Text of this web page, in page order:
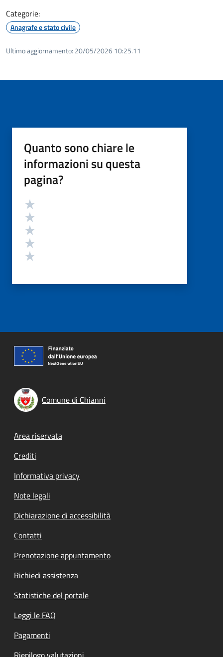
Categorie:
Anagrafe e stato civile
Ultimo aggiornamento: 20/05/2026 10:25.11
Quanto sono chiare le
informazioni su questa
pagina?
Valutazione
Comune di Chianni
Footer menu
Area riservata
Crediti
Informativa privacy
Note legali
Dichiarazione di accessibilità
Contatti
Prenotazione appuntamento
Richiedi assistenza
Statistiche del portale
Leggi le FAQ
Pagamenti